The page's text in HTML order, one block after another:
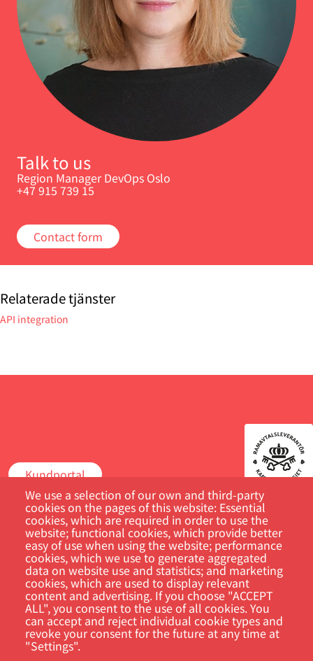
Talk to us
Region Manager DevOps Oslo
+47 915 739 15
Contact form
Relaterade tjänster
API integration
Kundportal
Sök
We use a selection of our own and third-party
cookies on the pages of this website: Essential
cookies, which are required in order to use the
website; functional cookies, which provide better
easy of use when using the website; performance
cookies, which we use to generate aggregated
data on website use and statistics; and marketing
cookies, which are used to display relevant
content and advertising. If you choose "ACCEPT
ALL", you consent to the use of all cookies. You
can accept and reject individual cookie types and
revoke your consent for the future at any time at
"Settings".
Footer